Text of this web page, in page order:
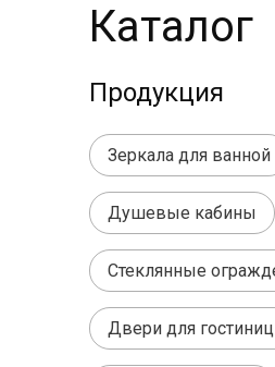
Каталог
Продукция
Зеркала для ванной
Душевые кабины
Стеклянные
Двери для